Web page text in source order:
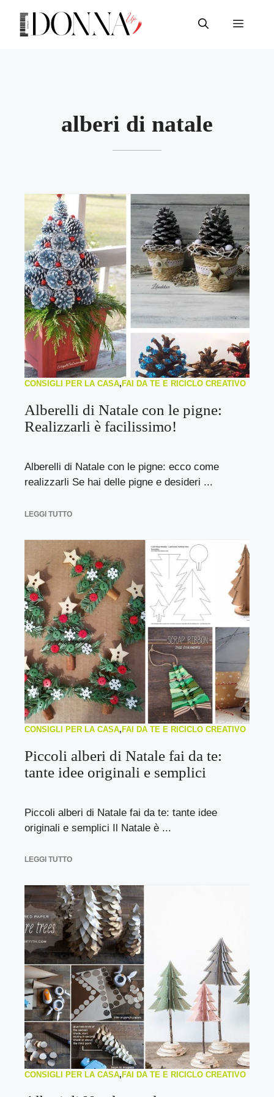
contenuto
Menu
alberi di natale
CONSIGLI PER LA CASA, FAI DA TE E RICICLO CREATIVO
Alberelli di Natale con le pigne:
Realizzarli è facilissimo!
Alberelli di Natale con le pigne: ecco come
realizzarli Se hai delle pigne e desideri ...
LEGGI TUTTO
CONSIGLI PER LA CASA,FAI DA TE E RICICLO CREATIVO
Piccoli alberi di Natale fai da te:
tante idee originali e semplici
Piccoli alberi di Natale fai da te: tante idee
originali e semplici Il Natale è ...
LEGGI TUTTO
CONSIGLI PER LA CASA, FAI DA TE E RICICLO CREATIVO